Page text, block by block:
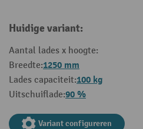
Huidige variant:
Aantal lades x hoogte:
Breedte:1250 mm
Lades capaciteit:100 kg
Uitschuiflade:90 %
Variant configureren